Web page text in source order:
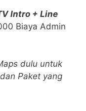
Intro + Line
Biaya Admin
dulu untuk
Paket yang